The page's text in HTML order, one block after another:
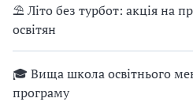
⛱ Літо без турбот: акція на
освітян
🎓 Вища школа освітнього
програму